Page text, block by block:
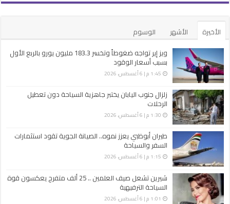
الأخيرة الأشهر
الوسوم
ويز إير تواجه ضغوطاً وتخسر 183.3 مليون يورو بالربع الأول
بسبب أسعار الوقود
1:45 م | 6 أغسطس، 2026
زلزال جنوب اليابان يختبر جاهزية السياحة دون تعطيل
الرحلات
1:30 م | 6 أغسطس، 2026
طيران أبوظبي يعزز نموه.. الصيانة الجوية تقود استثمارات
السفر والسياحة
1:15 م | 6 أغسطس، 2026
شيرين تشعل صيف العلمين .. 25 ألف متفرج يعكسون قوة
السياحة الترفيهية
1:01 م | 6 أغسطس، 2026